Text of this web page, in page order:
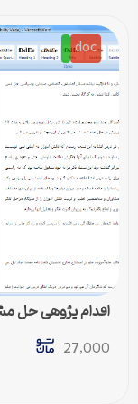
doc
اقدام پژوهی حل
27,000